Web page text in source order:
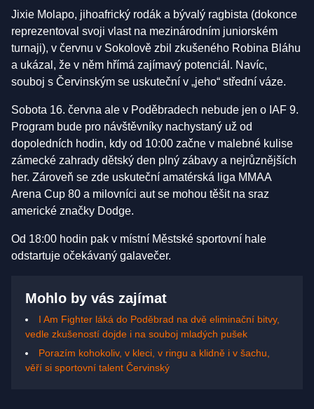
Jixie Molapo, jihoafrický rodák a bývalý ragbista (dokonce
reprezentoval svoji vlast na mezinárodním juniorském
turnaji), v červnu v Sokolově zbil zkušeného Robina Bláhu
a ukázal, že v něm hřímá zajímavý potenciál. Navíc,
souboj s Červinským se uskuteční v „jeho“ střední váze.
Sobota 16. června ale v Poděbradech nebude jen o IAF 9.
Program bude pro návštěvníky nachystaný už od
dopoledních hodin, kdy od 10:00 začne v malebné kulise
zámecké zahrady dětský den plný zábavy a nejrůznějších
her. Zároveň se zde uskuteční amatérská liga MMAA
Arena Cup 80 a milovníci aut se mohou těšit na sraz
americké značky Dodge.
Od 18:00 hodin pak v místní Městské sportovní hale
odstartuje očekávaný galavečer.
Mohlo by vás zajímat
I Am Fighter láká do Poděbrad na dvě eliminační bitvy,
vedle zkušeností dojde i na souboj mladých pušek
Porazím kohokoliv, v kleci, v ringu a klidně i v šachu,
věří si sportovní talent Červinský